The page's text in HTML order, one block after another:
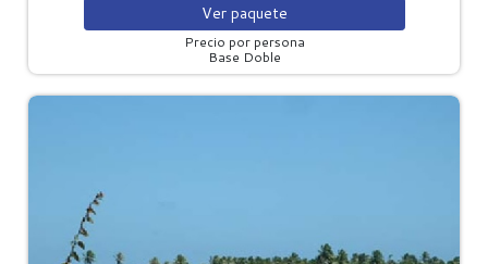
Ver paquete
Precio por persona
Base Doble